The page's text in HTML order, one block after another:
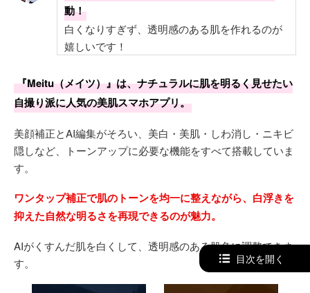
動！
白くなりすぎず、透明感のある肌を作れるのが
嬉しいです！
『Meitu（メイツ）』は、ナチュラルに肌を明るく見せたい
自撮り派に人気の美肌スマホアプリ。
美顔補正とAI編集がそろい、美白・美肌・しわ消し・ニキビ
隠しなど、トーンアップに必要な機能をすべて搭載していま
す。
ワンタップ補正で肌のトーンを均一に整えながら、白浮きを
抑えた自然な明るさを再現できるのが魅力。
AIがくすんだ肌を白くして、透明感のある肌色に調整できま
す。
目次を開く